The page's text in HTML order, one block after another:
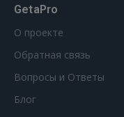
GetaPro
О проекте
Обратная связь
Вопросы и Ответы
Блог